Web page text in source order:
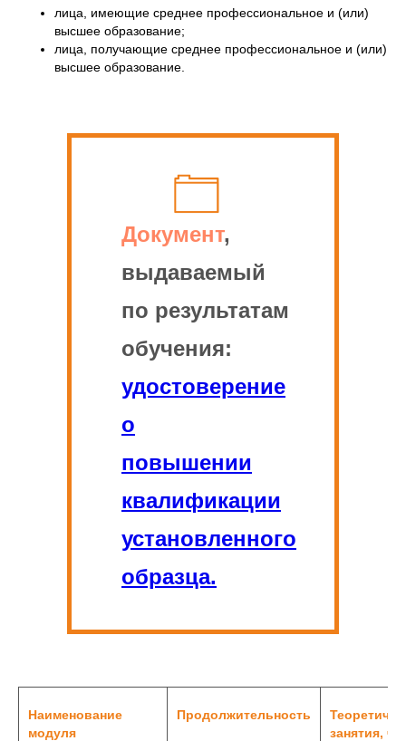
лица, имеющие среднее профессиональное и (или)
высшее образование;
лица, получающие среднее профессиональное и (или)
высшее образование.
Документ,
выдаваемый
по результатам
обучения:
удостоверение
о
повышении
квалификации
установленного
образца.
Наименование
модуля
Продолжительность
занятия,